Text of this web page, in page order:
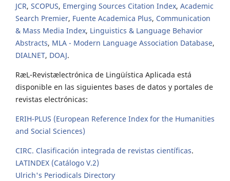
JCR, SCOPUS, Emerging Sources Citation Index, Academic
Search Premier, Fuente Academica Plus, Communication
& Mass Media Index, Linguistics & Language Behavior
Abstracts, MLA - Modern Language Association Database,
DIALNET, DOAJ.
RæL-Revistælectrónica de Lingüística Aplicada está
disponible en las siguientes bases de datos y portales de
revistas electrónicas:
ERIH-PLUS (European Reference Index for the Humanities
and Social Sciences)
CIRC. Clasificación integrada de revistas científicas.
LATINDEX (Catálogo V.2)
Ulrich's Periodicals Directory